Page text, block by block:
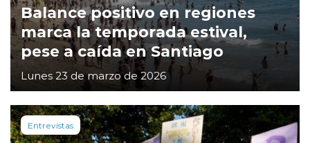
Balance positivo en regiones
marca la temporada estival,
pese a caída en Santiago
Lunes 23 de marzo de 2026
Entrevistas